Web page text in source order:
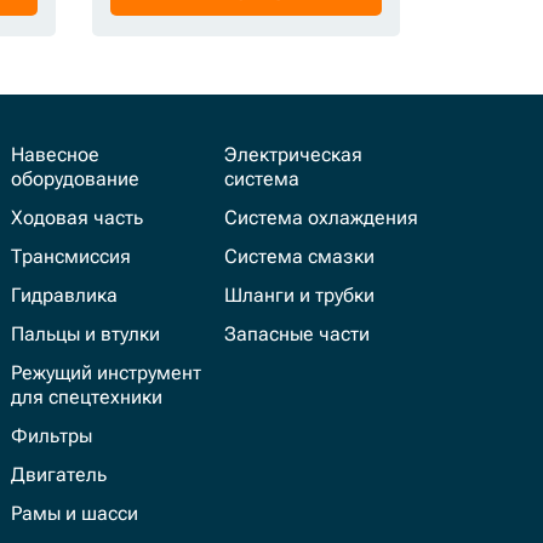
Навесное
оборудование
Ходовая часть
Трансмиссия
Гидравлика
Пальцы и втулки
Режущий инструмент
для спецтехники
Фильтры
Двигатель
Рамы и шасси
Электрическая
система
Система охлаждения
Система смазки
Шланги и трубки
Запасные части